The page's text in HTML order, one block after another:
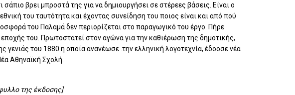
βρει μπροστά της για να δημιουργήσει σε στέρεες βάσεις. Είναι ο
του ταυτότητα και έχοντας συνείδηση του ποιος είναι και από πού
του Παλαμά δεν περιορίζεται στο παραγωγικό του έργο. Πήρε
του. Πρωτοστατεί στον αγώνα για την καθιέρωση της δημοτικής,
γενιάς του 1880 η οποία ανανέωσε .την ελληνική λογοτεχνία, έδοοσε νέα
Αθηναϊκή Σχολή.
της έκδοσης]